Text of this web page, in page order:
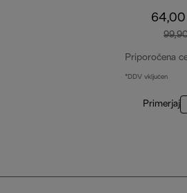
Priporočena
*DDV vključen
Primerjaj